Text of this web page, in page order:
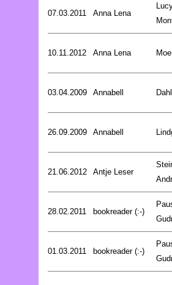
07.03.2011 Anna Lena
10.11.2012 Anna Lena
03.04.2009 Annabell
26.09.2009 Annabell
21.06.2012 Antje Leser
28.02.2011 bookreader (:-)
01.03.2011 bookreader (:-)